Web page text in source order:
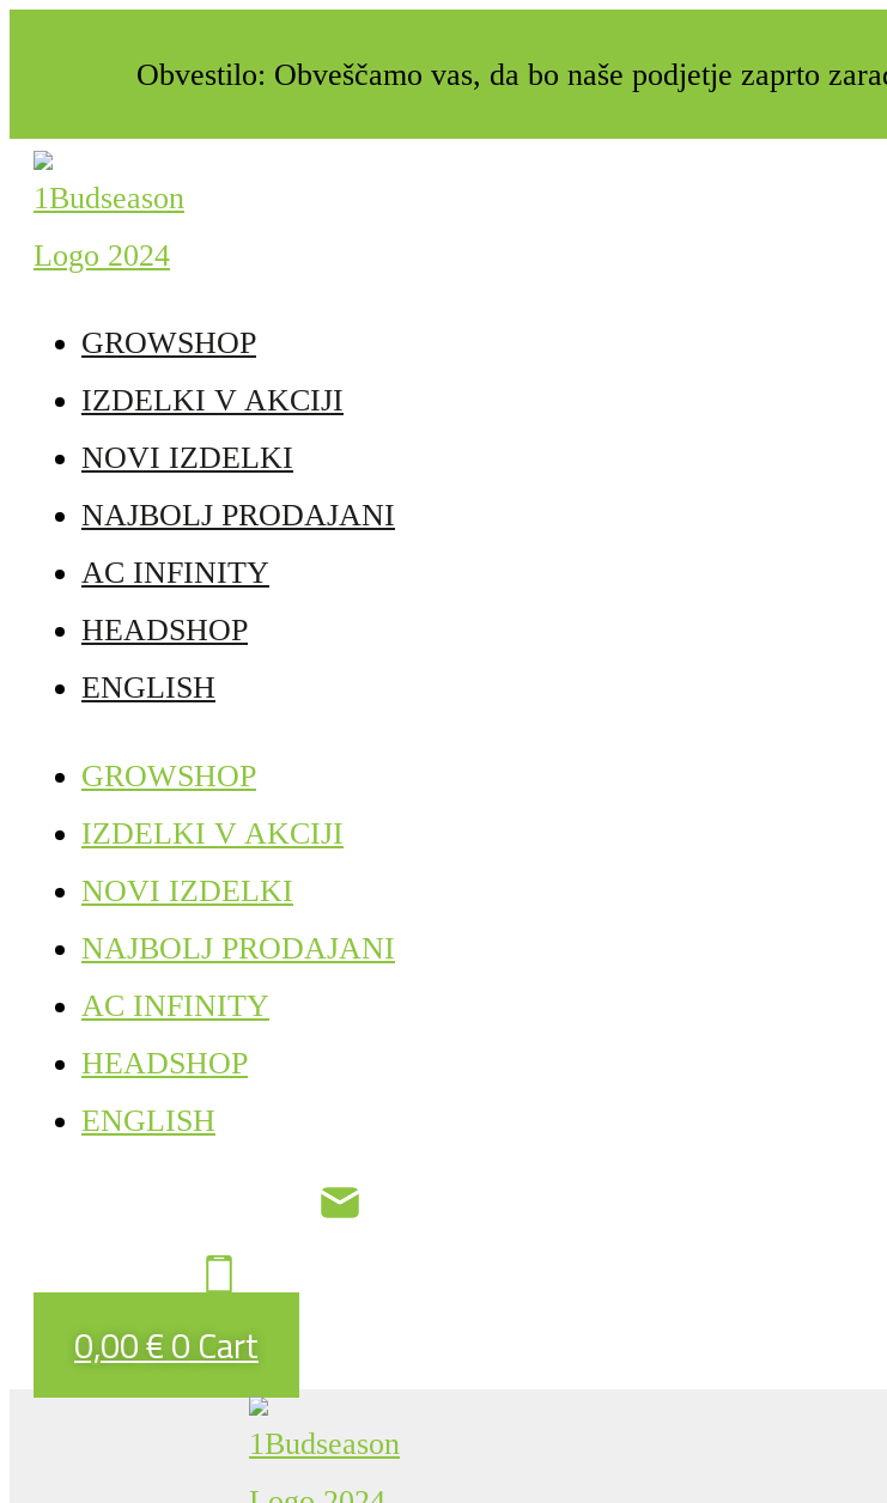
Obvestilo: Obveščamo vas, da bo naše podjetje zaprto
GROWSHOP
IZDELKI V AKCIJI
NOVI IZDELKI
NAJBOLJ PRODAJANI
AC INFINITY
HEADSHOP
ENGLISH
GROWSHOP
IZDELKI V AKCIJI
NOVI IZDELKI
NAJBOLJ PRODAJANI
AC INFINITY
HEADSHOP
ENGLISH
0,00€0Cart